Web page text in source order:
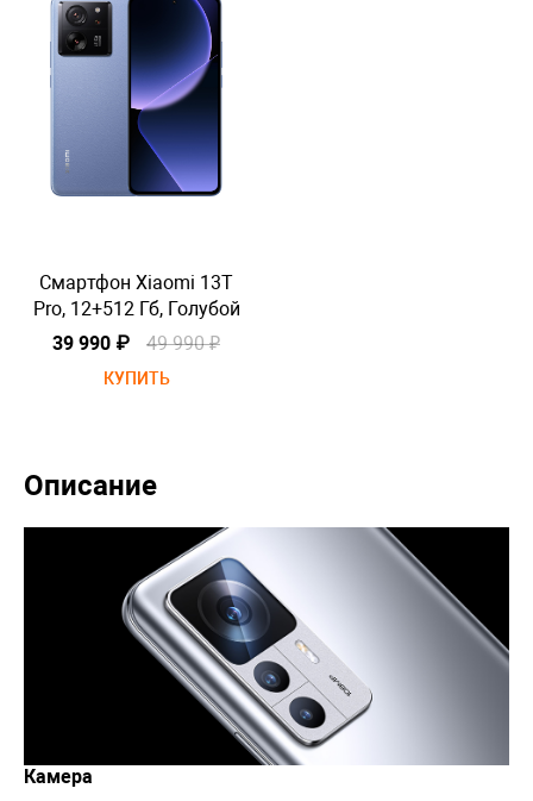
Смартфон Xiaomi 13T
Pro, 12+512 Гб, Голубой
39 990 ₽
49 990 ₽
КУПИТЬ
Описание
Камера